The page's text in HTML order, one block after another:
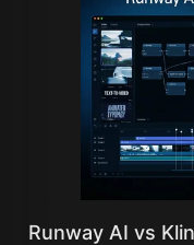
Runway AI vs